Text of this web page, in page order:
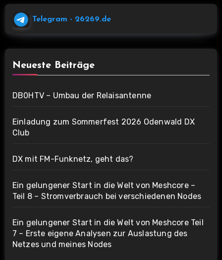
Telegram - 26269.de
Neueste Beiträge
DB0HTV – Umbau der Relaisantenne
Einladung zum Sommerfest 2026 Odenwald DX
Club
DX mit FM-Funknetz, geht das?
Ein gelungener Start in die Welt von Meshcore –
Teil 8 – Stromverbrauch bei verschiedenen Nodes
Ein gelungener Start in die Welt von Meshcore Teil
7 – Erste eigene Analysen zur Auslastung des
Netzes und meines Nodes